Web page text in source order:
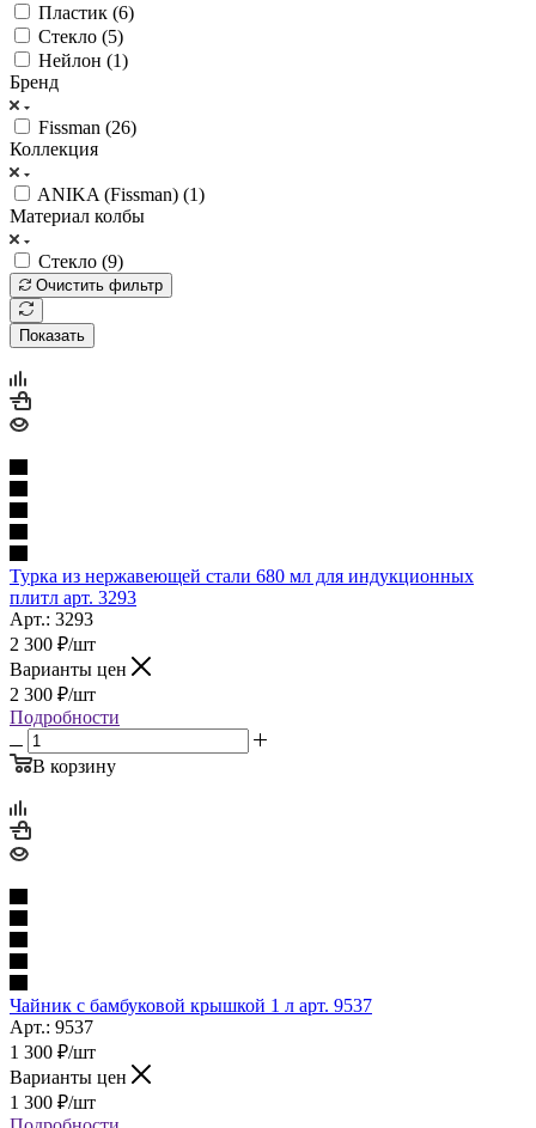
Пластик (6)
Стекло (5)
Нейлон (1)
Бренд
Fissman (26)
Коллекция
ANIKA (Fissman) (1)
Материал колбы
Стекло (9)
Очистить фильтр
Показать
Турка из нержавеющей стали 680 мл для индукционных
плитл арт. 3293
Арт.: 3293
2 300 ₽/шт
Варианты цен
2 300 ₽/шт
Подробности
В корзину
Чайник с бамбуковой крышкой 1 л арт. 9537
Арт.: 9537
1 300 ₽/шт
Варианты цен
1 300 ₽/шт